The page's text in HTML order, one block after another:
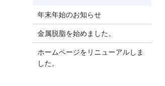
年末年始のお知らせ
金属脱脂を始めました。
ホームページをリニューアルしま
した。